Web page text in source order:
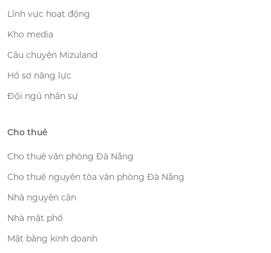
Lĩnh vực hoạt động
Kho media
Câu chuyện Mizuland
Hồ sơ năng lực
Đội ngũ nhân sự
Cho thuê
Cho thuê văn phòng Đà Nẵng
Cho thuê nguyên tòa văn phòng Đà Nẵng
Nhà nguyên căn
Nhà mặt phố
Mặt bằng kinh doanh